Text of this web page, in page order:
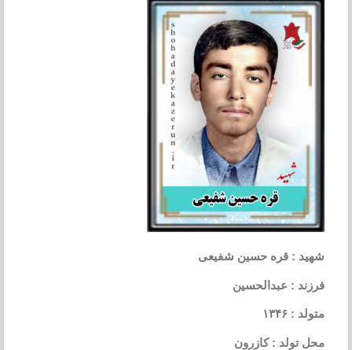
شهید : قره حسین شفیعی
فرزند : عبدالحسین
متولد : ۱۳۴۶
محل تولد : کازرون